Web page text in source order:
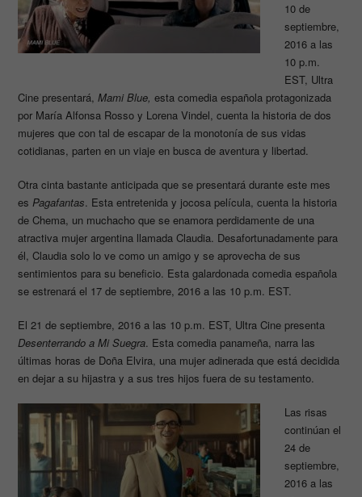
10 de
septiembre,
2016 a las
10 p.m.
EST, Ultra
Cine presentará,Mami Blue,esta comedia española protagonizada
por María Alfonsa Rosso y Lorena Vindel, cuenta la historia de dos
mujeres que con tal de escapar de la monotonía de sus vidas
cotidianas, parten en un viaje en busca de aventura y libertad.
Otra cinta bastante anticipada que se presentará durante este mes
esPagafantas. Esta entretenida y jocosa película, cuenta la historia
de Chema, un muchacho que se enamora perdidamente de una
atractiva mujer argentina llamada Claudia. Desafortunadamente para
él, Claudia solo lo ve como un amigo y se aprovecha de sus
sentimientos para su beneficio. Esta galardonada comedia española
se estrenará el 17 de septiembre, 2016 a las 10 p.m. EST.
El 21 de septiembre, 2016 a las 10 p.m. EST, Ultra Cine presenta
Desenterrando a Mi Suegra. Esta comedia panameña, narra las
últimas horas de Doña Elvira, una mujer adinerada que está decidida
en dejar a su hijastra y a sus tres hijos fuera de su testamento.
Las risas
continúan el
24 de
septiembre,
2016 a las